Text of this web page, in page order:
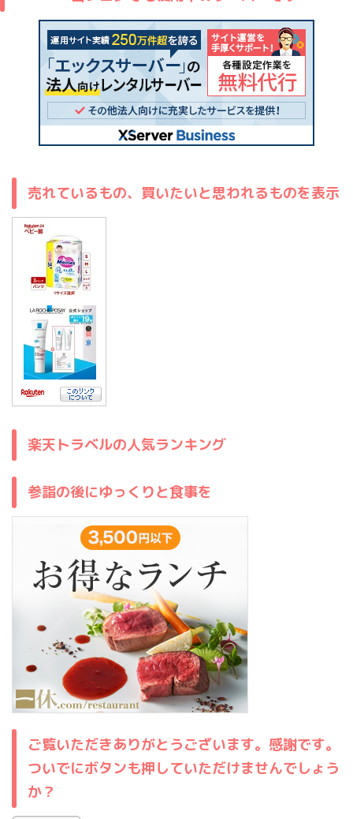
売れているもの、買いたいと思われるものを表示
楽天トラベルの人気ランキング
参詣の後にゆっくりと食事を
ご覧いただきありがとうございます。感謝です。
ついでにボタンも押していただけませんでしょう
か？